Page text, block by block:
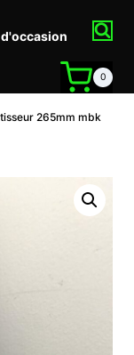
0
265mm mbk